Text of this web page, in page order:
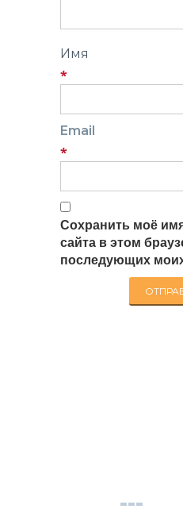
Имя
*
Email
*
Сохранить моё
сайта в этом
последующих